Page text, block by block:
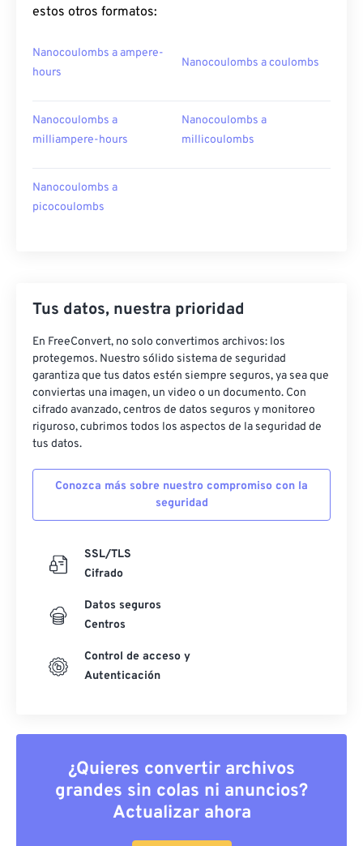
estos otros formatos:
Nanocoulombs a ampere-
hours
Nanocoulombs a coulombs
Nanocoulombs a
milliampere-hours
Nanocoulombs a
millicoulombs
Nanocoulombs a
picocoulombs
Tus datos, nuestra prioridad
En FreeConvert, no solo convertimos archivos: los
protegemos. Nuestro sólido sistema de seguridad
garantiza que tus datos estén siempre seguros, ya sea que
conviertas una imagen, un video o un documento. Con
cifrado avanzado, centros de datos seguros y monitoreo
riguroso, cubrimos todos los aspectos de la seguridad de
tus datos.
Conozca más sobre nuestro compromiso con la
seguridad
SSL/TLS
Cifrado
Datos seguros
Centros
Control de acceso y
Autenticación
¿Quieres convertir archivos
grandes sin colas ni anuncios?
Actualizar ahora